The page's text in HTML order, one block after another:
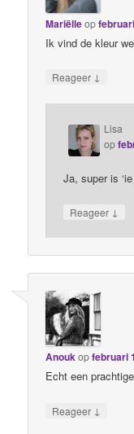
Mariëlleop
Ik vind de kleur
Reageer ↓
Lisa
op
Ja, super is
Reageer ↓
Anoukopfebruari
Echt een
Reageer ↓